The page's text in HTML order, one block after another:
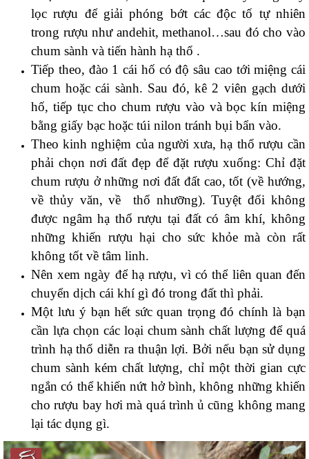
lọc rượu để giải phóng bớt các độc tố tự nhiên
trong rượu như andehit, methanol…sau đó cho vào
chum sành và tiến hành hạ thổ .
Tiếp theo, đào 1 cái hố có độ sâu cao tới miệng cái
chum hoặc cái sành. Sau đó, kê 2 viên gạch dưới
hố, tiếp tục cho chum rượu vào và bọc kín miệng
bằng giấy bạc hoặc túi nilon tránh bụi bẩn vào.
Theo kinh nghiệm của người xưa, hạ thổ rượu cần
phải chọn nơi đất đẹp để đặt rượu xuống: Chỉ đặt
chum rượu ở những nơi đất đất cao, tốt (về hướng,
về thủy văn, về thổ nhưỡng). Tuyệt đối không
được ngâm hạ thổ rượu tại đất có âm khí, không
những khiến rượu hại cho sức khỏe mà còn rất
không tốt về tâm linh.
Nên xem ngày để hạ rượu, vì có thể liên quan đến
chuyển dịch cái khí gì đó trong đất thì phải.
Một lưu ý bạn hết sức quan trọng đó chính là bạn
cần lựa chọn các loại chum sành chất lượng để quá
trình hạ thổ diễn ra thuận lợi. Bởi nếu bạn sử dụng
chum sành kém chất lượng, chỉ một thời gian cực
ngắn có thể khiến nứt hở bình, không những khiến
cho rượu bay hơi mà quá trình ủ cũng không mang
lại tác dụng gì.